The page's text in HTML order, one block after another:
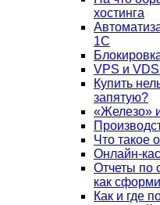
хостинга
1С
VPS и
Купить
запятую?
«Железо»
Что такое
Онлайн-
Отчеты по
как
Как и где